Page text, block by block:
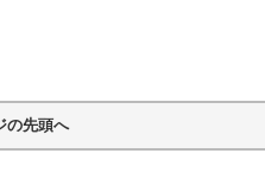
の先頭へ